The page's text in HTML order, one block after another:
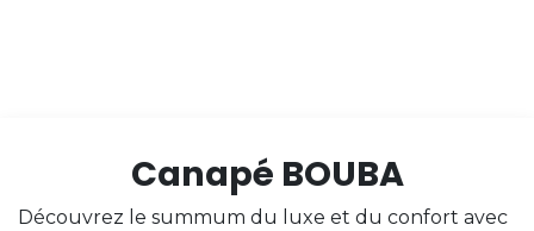
Canapé BOUBA
Découvrez le summum du luxe et du confort avec